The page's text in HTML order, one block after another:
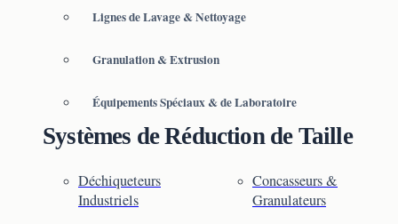
Lignes de Lavage & Nettoyage
Granulation & Extrusion
Équipements Spéciaux & de Laboratoire
Systèmes de Réduction de Taille
Déchiqueteurs
Industriels
Concasseurs &
Granulateurs